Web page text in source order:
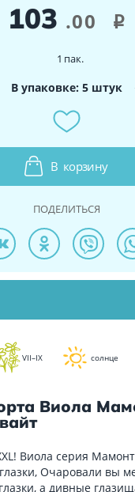
103 .00 i
1 пак.
В упаковке: 5 штук
В корзину
ПОДЕЛИТЬСЯ
VII–IX солнце
Виола
Виола серия Мамонт
Очаровали вы
а дивные